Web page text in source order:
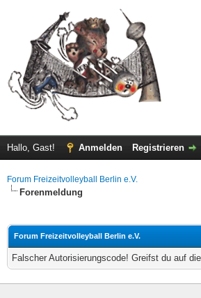
Hallo, Gast! Anmelden Registrieren
Forum Freizeitvolleyball Berlin e.V.
Forenmeldung
Forum Freizeitvolleyball Berlin e.V.
Falscher Autorisierungscode! Greifst du auf